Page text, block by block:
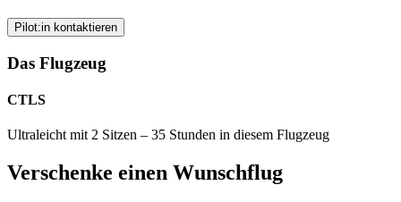
Pilot:in kontaktieren
Das Flugzeug
CTLS
Ultraleicht mit 2 Sitzen – 35 Stunden in diesem Flugzeug
Verschenke einen Wunschflug